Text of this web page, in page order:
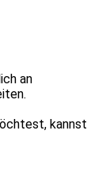
an
kannst